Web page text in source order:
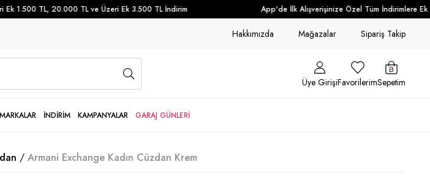
1.500 TL, 20.000 TL ve Üzeri Ek 3.500 TL İndirim App'de İlk Alışverişinize Özel Tüm İndirimlere Ek +
Hakkımızda Mağazalar Sipariş Takip
Üye GirişiFavorilerimSepetim
MARKALAR İNDİRİM KAMPANYALAR GARAJ GÜNLERİ
Armani Exchange Kadın Cüzdan Krem